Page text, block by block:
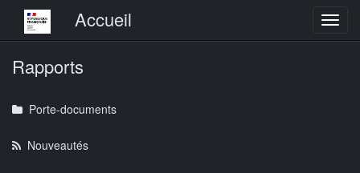
Menu principalAccueil
Rapports
Porte-documents
Nouveautés